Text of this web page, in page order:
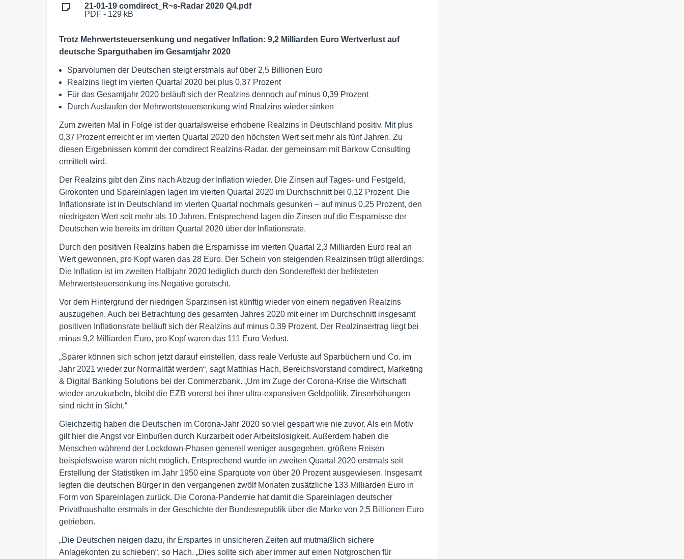
21-01-19 comdirect_R~s-Radar 2020 Q4.pdf
PDF - 129 kB
Trotz Mehrwertsteuersenkung und negativer Inflation: 9,2 Milliarden Euro Wertverlust auf
deutsche Sparguthaben im Gesamtjahr 2020
Sparvolumen der Deutschen steigt erstmals auf über 2,5 Billionen Euro
Realzins liegt im vierten Quartal 2020 bei plus 0,37 Prozent
Für das Gesamtjahr 2020 beläuft sich der Realzins dennoch auf minus 0,39 Prozent
Durch Auslaufen der Mehrwertsteuersenkung wird Realzins wieder sinken
Zum zweiten Mal in Folge ist der quartalsweise erhobene Realzins in Deutschland positiv. Mit plus
0,37 Prozent erreicht er im vierten Quartal 2020 den höchsten Wert seit mehr als fünf Jahren. Zu
diesen Ergebnissen kommt der comdirect Realzins-Radar, der gemeinsam mit Barkow Consulting
ermittelt wird.
Der Realzins gibt den Zins nach Abzug der Inflation wieder. Die Zinsen auf Tages- und Festgeld,
Girokonten und Spareinlagen lagen im vierten Quartal 2020 im Durchschnitt bei 0,12 Prozent. Die
Inflationsrate ist in Deutschland im vierten Quartal nochmals gesunken – auf minus 0,25 Prozent, den
niedrigsten Wert seit mehr als 10 Jahren. Entsprechend lagen die Zinsen auf die Ersparnisse der
Deutschen wie bereits im dritten Quartal 2020 über der Inflationsrate.
Durch den positiven Realzins haben die Ersparnisse im vierten Quartal 2,3 Milliarden Euro real an
Wert gewonnen, pro Kopf waren das 28 Euro. Der Schein von steigenden Realzinsen trügt allerdings:
Die Inflation ist im zweiten Halbjahr 2020 lediglich durch den Sondereffekt der befristeten
Mehrwertsteuersenkung ins Negative gerutscht.
Vor dem Hintergrund der niedrigen Sparzinsen ist künftig wieder von einem negativen Realzins
auszugehen. Auch bei Betrachtung des gesamten Jahres 2020 mit einer im Durchschnitt insgesamt
positiven Inflationsrate beläuft sich der Realzins auf minus 0,39 Prozent. Der Realzinsertrag liegt bei
minus 9,2 Milliarden Euro, pro Kopf waren das 111 Euro Verlust.
„Sparer können sich schon jetzt darauf einstellen, dass reale Verluste auf Sparbüchern und Co. im
Jahr 2021 wieder zur Normalität werden“, sagt Matthias Hach, Bereichsvorstand comdirect, Marketing
& Digital Banking Solutions bei der Commerzbank. „Um im Zuge der Corona-Krise die Wirtschaft
wieder anzukurbeln, bleibt die EZB vorerst bei ihrer ultra-expansiven Geldpolitik. Zinserhöhungen
sind nicht in Sicht.“
Gleichzeitig haben die Deutschen im Corona-Jahr 2020 so viel gespart wie nie zuvor. Als ein Motiv
gilt hier die Angst vor Einbußen durch Kurzarbeit oder Arbeitslosigkeit. Außerdem haben die
Menschen während der Lockdown-Phasen generell weniger ausgegeben, größere Reisen
beispielsweise waren nicht möglich. Entsprechend wurde im zweiten Quartal 2020 erstmals seit
Erstellung der Statistiken im Jahr 1950 eine Sparquote von über 20 Prozent ausgewiesen. Insgesamt
legten die deutschen Bürger in den vergangenen zwölf Monaten zusätzliche 133 Milliarden Euro in
Form von Spareinlagen zurück. Die Corona-Pandemie hat damit die Spareinlagen deutscher
Privathaushalte erstmals in der Geschichte der Bundesrepublik über die Marke von 2,5 Billionen Euro
getrieben.
„Die Deutschen neigen dazu, ihr Erspartes in unsicheren Zeiten auf mutmaßlich sichere
Anlagekonten zu schieben“, so Hach. „Dies sollte sich aber immer auf einen Notgroschen für